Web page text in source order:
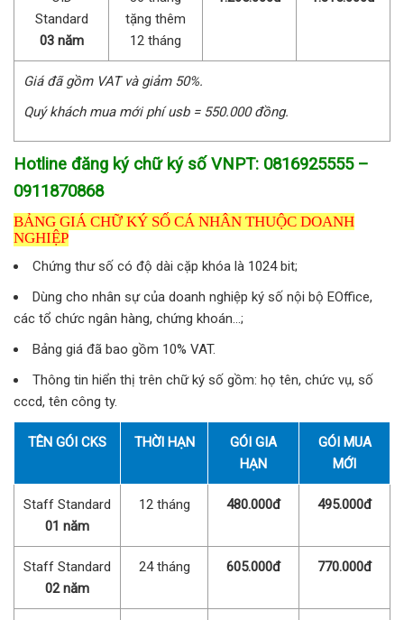
Standard
03 năm
tặng thêm
12 tháng
Giá đã gồm VAT và giảm 50%.
Quý khách mua mới phí usb = 550.000 đồng.
Hotline đăng ký chữ ký số VNPT: 0816925555 –
0911870868
BẢNG GIÁ CHỮ KÝ SỐ CÁ NHÂN THUỘC DOANH
NGHIỆP
Chứng thư số có độ dài cặp khóa là 1024 bit;
Dùng cho nhân sự của doanh nghiệp ký số nội bộ EOffice,
các tổ chức ngân hàng, chứng khoán…;
Bảng giá đã bao gồm 10% VAT.
Thông tin hiển thị trên chữ ký số gồm: họ tên, chức vụ, số
cccd, tên công ty.
TÊN GÓI CKS THỜI HẠN
GÓI GIA
HẠN
GÓI MUA
MỚI
Staff Standard
01 năm
12 tháng 480.000đ 495.000đ
Staff Standard
02 năm
24 tháng 605.000đ 770.000đ